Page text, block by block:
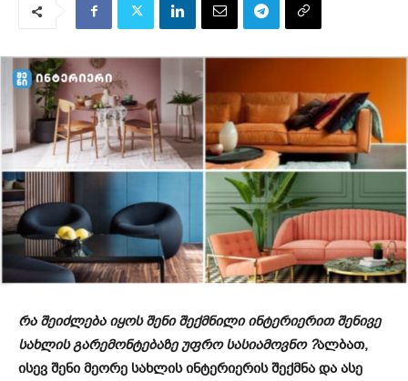
რა შეიძლება იყოს შენი შექმნილი ინტერიერით შენივე
სახლის გარემონტებაზე უფრო სასიამოვნო ?ალბათ,
ისევ შენი მეორე სახლის ინტერიერის შექმნა და ასე